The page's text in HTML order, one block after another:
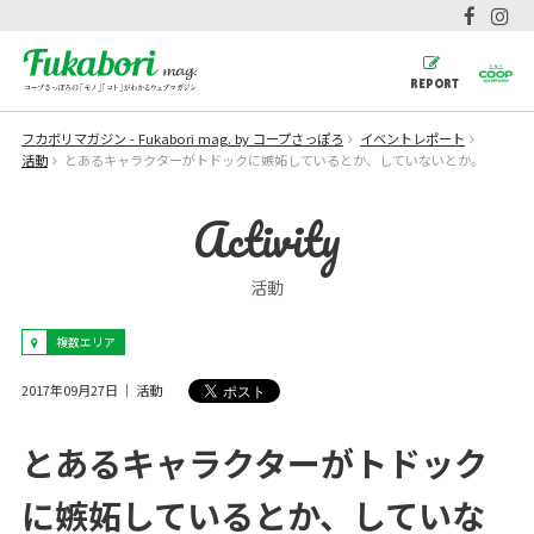
REPORT
フカボリマガジン - Fukabori mag. by コープさっぽろ
イベントレポート
活動
とあるキャラクターがトドックに嫉妬しているとか、していないとか。
Activity
活動
複数エリア
2017年09月27日 活動
とあるキャラクターがトドック
に嫉妬しているとか、していな